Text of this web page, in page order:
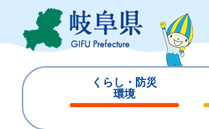
ジ
ュ
くらし・防災
環境